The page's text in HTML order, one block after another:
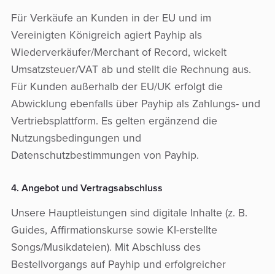
Für Verkäufe an Kunden in der EU und im
Vereinigten Königreich agiert Payhip als
Wiederverkäufer/Merchant of Record, wickelt
Umsatzsteuer/VAT ab und stellt die Rechnung aus.
Für Kunden außerhalb der EU/UK erfolgt die
Abwicklung ebenfalls über Payhip als Zahlungs- und
Vertriebsplattform. Es gelten ergänzend die
Nutzungsbedingungen und
Datenschutzbestimmungen von Payhip.
4. Angebot und Vertragsabschluss
Unsere Hauptleistungen sind digitale Inhalte (z. B.
Guides, Affirmationskurse sowie KI-erstellte
Songs/Musikdateien). Mit Abschluss des
Bestellvorgangs auf Payhip und erfolgreicher